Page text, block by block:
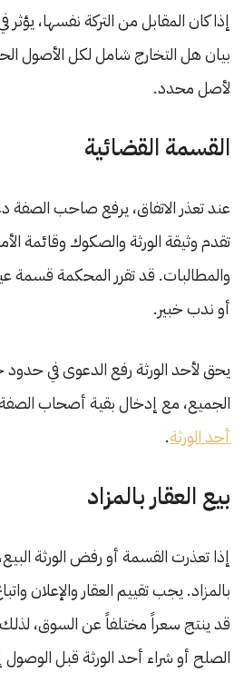
إذا كان المقابل من التركة نفسها،
بيان هل التخارج شامل لكل الأصول
لأصل محدد.
القسمة القضائية
عند تعذر الاتفاق، يرفع صاحب
تقدم وثيقة الورثة والصكوك وقائمة
والمطالبات. قد تقرر المحكمة قسمة
أو ندب خبير.
يحق لأحد الورثة رفع الدعوى في
الجميع، مع إدخال بقية أصحاب
أحد الورثة.
بيع العقار بالمزاد
إذا تعذرت القسمة أو رفض الورثة
بالمزاد. يجب تقييم العقار والإعلان
قد ينتج سعراً مختلفاً عن السوق،
الصلح أو شراء أحد الورثة قبل الوصول